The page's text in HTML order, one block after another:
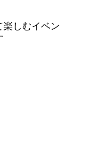
楽しむイベン